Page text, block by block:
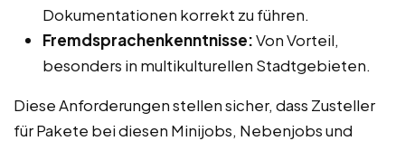
Dokumentationen korrekt zu führen.
Fremdsprachenkenntnisse:Von Vorteil,
besonders in multikulturellen Stadtgebieten.
Diese Anforderungen stellen sicher, dass Zusteller
für Pakete bei diesen Minijobs, Nebenjobs und